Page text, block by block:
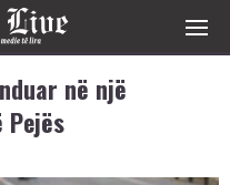
në një